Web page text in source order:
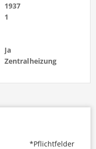
1937
1
Ja
Zentralheizung
*Pflichtfelder